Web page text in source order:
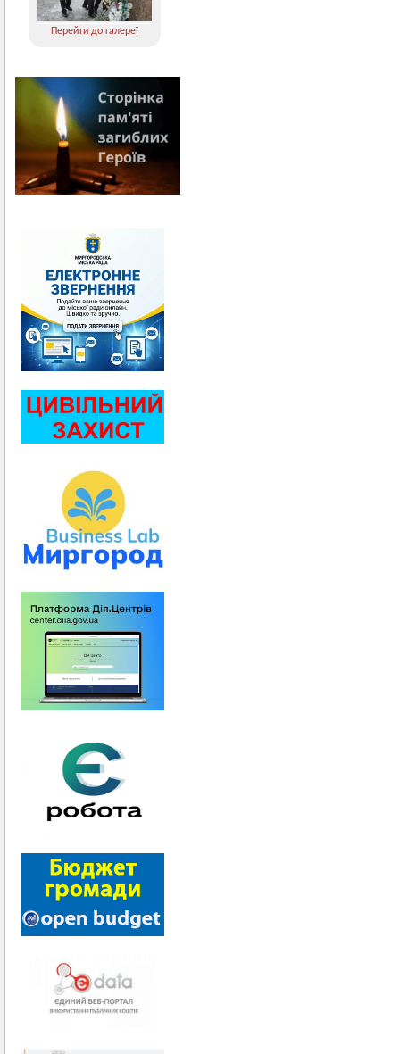
Перейти до галереї